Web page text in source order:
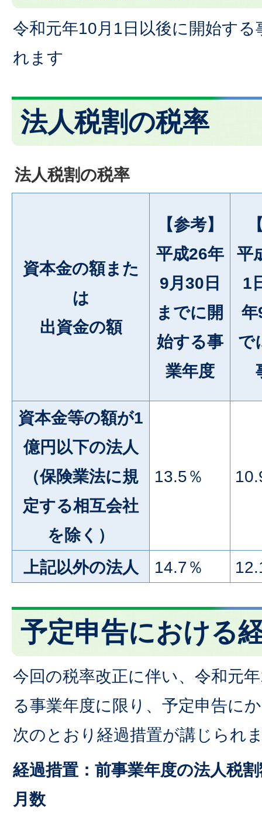
令和元年10月1日以後に開始す
れます
法人税割の税率
法人税割の税率
資本金の額また
は
出資金の額
【参考】
平成26年
9月30日
までに開
始する事
業年度
平
1
年
で
資本金等の額が1
億円以下の法人
（保険業法に規
定する相互会社
を除く）
13.5％
上記以外の法人 14.7％
予定申告における
今回の税率改正に伴い、令和元
る事業年度に限り、予定申告に
次のとおり経過措置が講じられ
経過措置：前事業年度の法人税
月数